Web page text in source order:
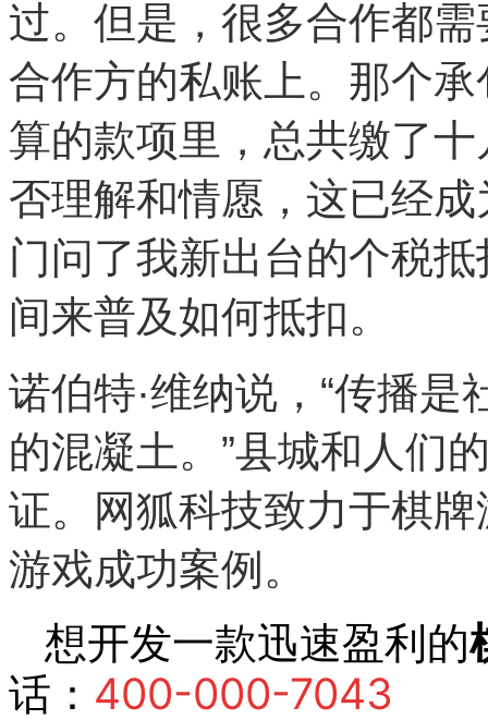
过。但是，很多合作都
合作方的私账上。那个
算的款项里，总共缴了
否理解和情愿，这已经
门问了我新出台的个税
间来普及如何抵扣。
诺伯特·维纳说，“传播
的混凝土。”县城和人们
证。 网狐科技致力于棋
游戏成功案例。
想开发一款迅速盈利的
话： 400-000-7043